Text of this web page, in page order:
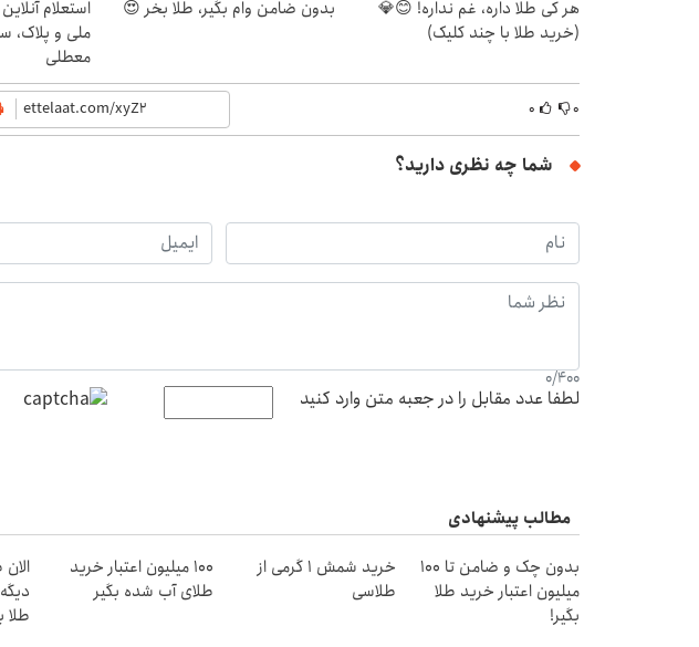
هر کی طلا داره، غم نداره! 😊💎
(خرید طلا با چند کلیک)
بدون ضامن وام بگیر، طلا بخر 😍
استعلام
ملی و پلاک،
معطلی
۰ ۰
شما چه نظری دارید؟
0/400
لطفا عدد مقابل را در جعبه متن وارد کنید
مطالب پیشنهادی
بدون چک و ضامن تا 100
میلیون اعتبار خرید طلا
بگیر!
خرید شمش 1 گرمی از
طلاسی
100 میلیون اعتبار خرید
طلای آب شده بگیر
طلا